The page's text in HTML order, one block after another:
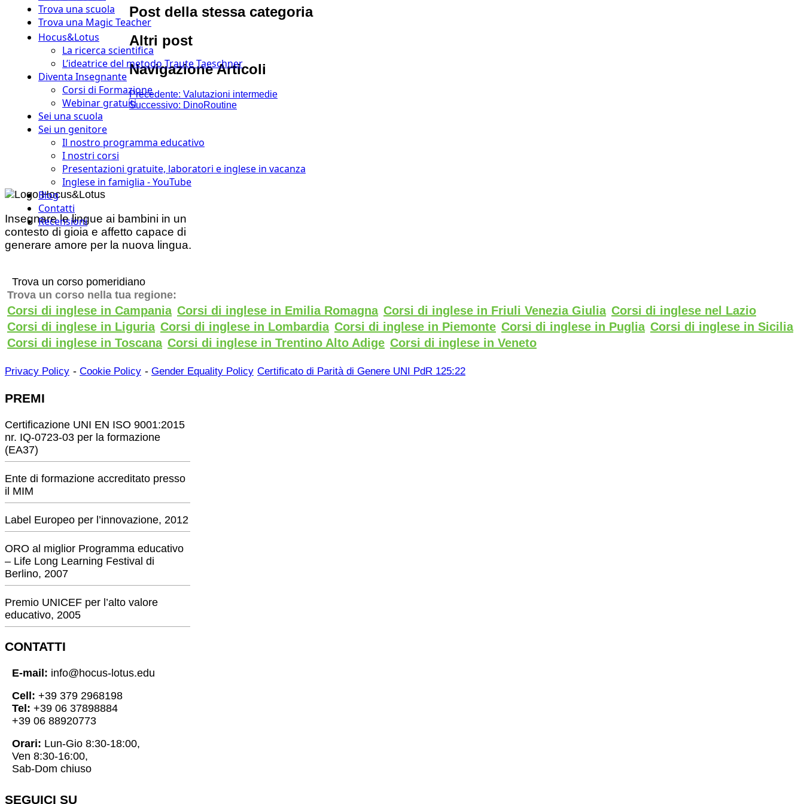
Trova una scuola
Trova una Magic Teacher
Hocus&Lotus
La ricerca scientifica
L’ideatrice del metodo Traute Taeschner
Diventa Insegnante
Corsi di Formazione
Webinar gratuiti
Sei una scuola
Sei un genitore
Il nostro programma educativo
I nostri corsi
Presentazioni gratuite, laboratori e inglese in vacanza
Inglese in famiglia - YouTube
Blog
Contatti
Recensioni
Post della stessa categoria
Altri post
Navigazione Articoli
Precedente: Valutazioni intermedie
Successivo: DinoRoutine
Insegnare le lingue ai bambini in un
contesto di gioia e affetto capace di
generare amore per la nuova lingua.
Trova un corso pomeridiano
Trova un corso nella tua regione:
Corsi di inglese in Campania Corsi di inglese in Emilia Romagna Corsi di inglese in Friuli Venezia Giulia Corsi di inglese nel Lazio
Corsi di inglese in Liguria Corsi di inglese in Lombardia Corsi di inglese in Piemonte Corsi di inglese in Puglia Corsi di inglese in Sicilia
Corsi di inglese in Toscana Corsi di inglese in Trentino Alto Adige Corsi di inglese in Veneto
Privacy Policy - Cookie Policy - Gender Equality Policy Certificato di Parità di Genere UNI PdR 125:22
PREMI
Certificazione UNI EN ISO 9001:2015
nr. IQ-0723-03 per la formazione
(EA37)
Ente di formazione accreditato presso
il MIM
Label Europeo per l’innovazione, 2012
ORO al miglior Programma educativo
– Life Long Learning Festival di
Berlino, 2007
Premio UNICEF per l’alto valore
educativo, 2005
CONTATTI
E-mail: info@hocus-lotus.edu
Cell: +39 379 2968198
Tel: +39 06 37898884
+39 06 88920773
Orari: Lun-Gio 8:30-18:00,
Ven 8:30-16:00,
Sab-Dom chiuso
SEGUICI SU